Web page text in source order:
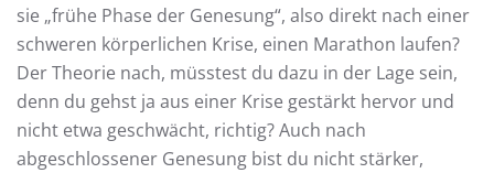
sie „frühe Phase der Genesung“, also direkt nach einer
schweren körperlichen Krise, einen Marathon laufen?
Der Theorie nach, müsstest du dazu in der Lage sein,
denn du gehst ja aus einer Krise gestärkt hervor und
nicht etwa geschwächt, richtig? Auch nach
abgeschlossener Genesung bist du nicht stärker,